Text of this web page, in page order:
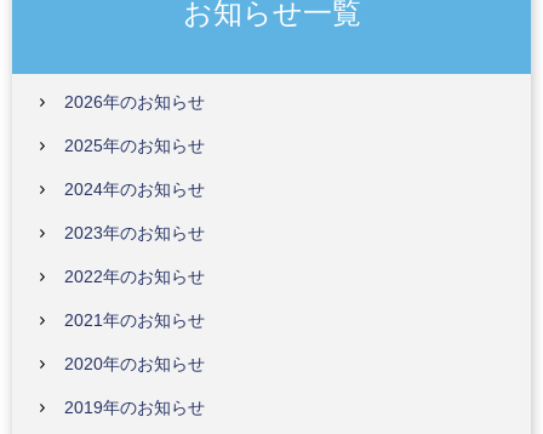
お知らせ一覧
2026年のお知らせ
2025年のお知らせ
2024年のお知らせ
2023年のお知らせ
2022年のお知らせ
2021年のお知らせ
2020年のお知らせ
2019年のお知らせ